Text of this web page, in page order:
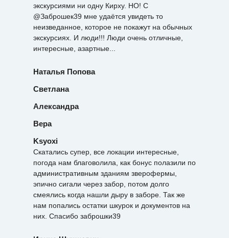
экскурсиями ни одну Кирху. НО! С
@Заброшек39 мне удаётся увидеть то
неизведанное, которое не покажут на обычных
экскурсиях. И люди!!! Люди очень отличные,
интересные, азартные...
Наталья Попова
Светлана
Александра
Вера
Ksyoxi
Скатались супер, все локации интересные,
погода нам благоволила, как бонус полазили по
административным зданиям зверофермы,
эпично сигали через забор, потом долго
смеялись когда нашли дыру в заборе. Так же
нам попались остатки шкурок и документов на
них. Спасибо заброшки39